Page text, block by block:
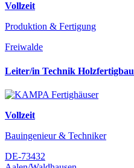
Vollzeit
Produktion & Fertigung
Freiwalde
Leiter/in Technik Holzfertigbau
Vollzeit
Bauingenieur & Techniker
DE-73432